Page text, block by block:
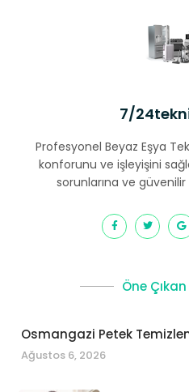
7/
Profesyonel Beyaz Eşya
konforunu ve işleyişini
sorunlarına ve
Öne
Osmangazi Petek
Ağustos 6, 2026